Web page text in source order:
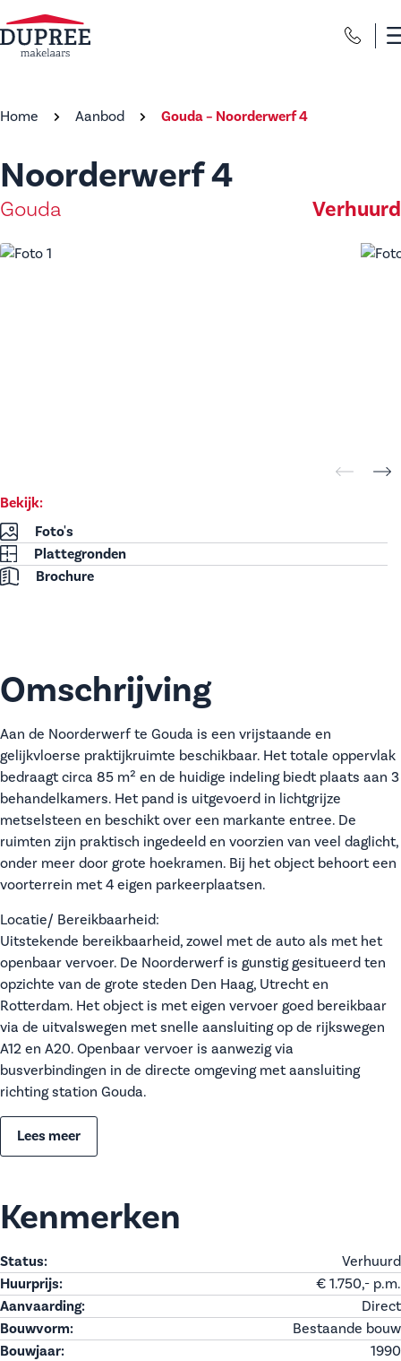
Home Aanbod Gouda – Noorderwerf 4
Noorderwerf 4
Gouda Verhuurd
Bekijk:
Foto's
Plattegronden
Brochure
Omschrijving
Aan de Noorderwerf te Gouda is een vrijstaande en
gelijkvloerse praktijkruimte beschikbaar. Het totale oppervlak
bedraagt circa 85 m² en de huidige indeling biedt plaats aan 3
behandelkamers. Het pand is uitgevoerd in lichtgrijze
metselsteen en beschikt over een markante entree. De
ruimten zijn praktisch ingedeeld en voorzien van veel daglicht,
onder meer door grote hoekramen. Bij het object behoort een
voorterrein met 4 eigen parkeerplaatsen.
Locatie/ Bereikbaarheid:
Uitstekende bereikbaarheid, zowel met de auto als met het
openbaar vervoer. De Noorderwerf is gunstig gesitueerd ten
opzichte van de grote steden Den Haag, Utrecht en
Rotterdam. Het object is met eigen vervoer goed bereikbaar
via de uitvalswegen met snelle aansluiting op de rijkswegen
A12 en A20. Openbaar vervoer is aanwezig via
busverbindingen in de directe omgeving met aansluiting
richting station Gouda.
Lees meer
Kenmerken
Status:
Verhuurd
Huurprijs:
€ 1.750,- p.m.
Aanvaarding:
Direct
Bouwvorm:
Bestaande bouw
Bouwjaar:
1990